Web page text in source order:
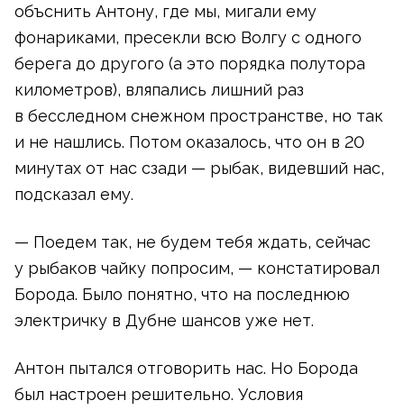
объснить Антону, где мы, мигали ему
фонариками, пресекли всю Волгу с одного
берега до другого (а это порядка полутора
километров), вляпались лишний раз
в бесследном снежном пространстве, но так
и не нашлись. Потом оказалось, что он в 20
минутах от нас сзади — рыбак, видевший нас,
подсказал ему.
— Поедем так, не будем тебя ждать, сейчас
у рыбаков чайку попросим, — констатировал
Борода. Было понятно, что на последнюю
электричку в Дубне шансов уже нет.
Антон пытался отговорить нас. Но Борода
был настроен решительно. Условия